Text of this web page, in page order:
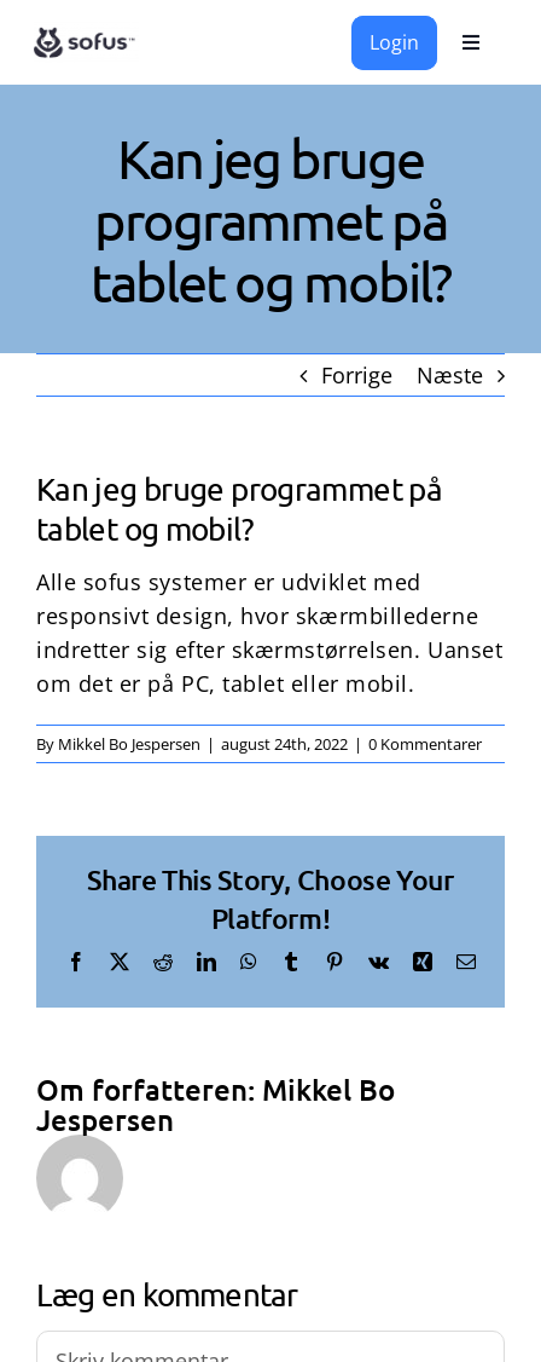
content
Login
Toggle
Kontakt
Kan jeg bruge
programmet på
tablet og mobil?
Forrige Næste
Kan jeg bruge programmet på
tablet og mobil?
Alle sofus systemer er udviklet med
responsivt design, hvor skærmbillederne
indretter sig efter skærmstørrelsen. Uanset
om det er på PC, tablet eller mobil.
By Mikkel Bo Jespersen | august 24th, 2022 | 0 Kommentarer
Share This Story, Choose Your
Platform!
Facebook
X RedditLinkedInWhatsApp
TumblrPinterest
Vk Xing E-
Om forfatteren: Mikkel Bo
Jespersen
Læg en kommentar
Comment